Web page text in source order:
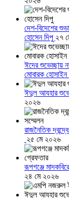
দেশ-বিদেশের
হোসেন দিপু ২৭
ঈদের শুভেচ্ছায়
মোবারক হোসাইন
ঈদুল আযহার
২০২৬
রাজনৈতিক
২৫ মে ২০২৬
রূপগঞ্জে
২৪ মে ২০২৬